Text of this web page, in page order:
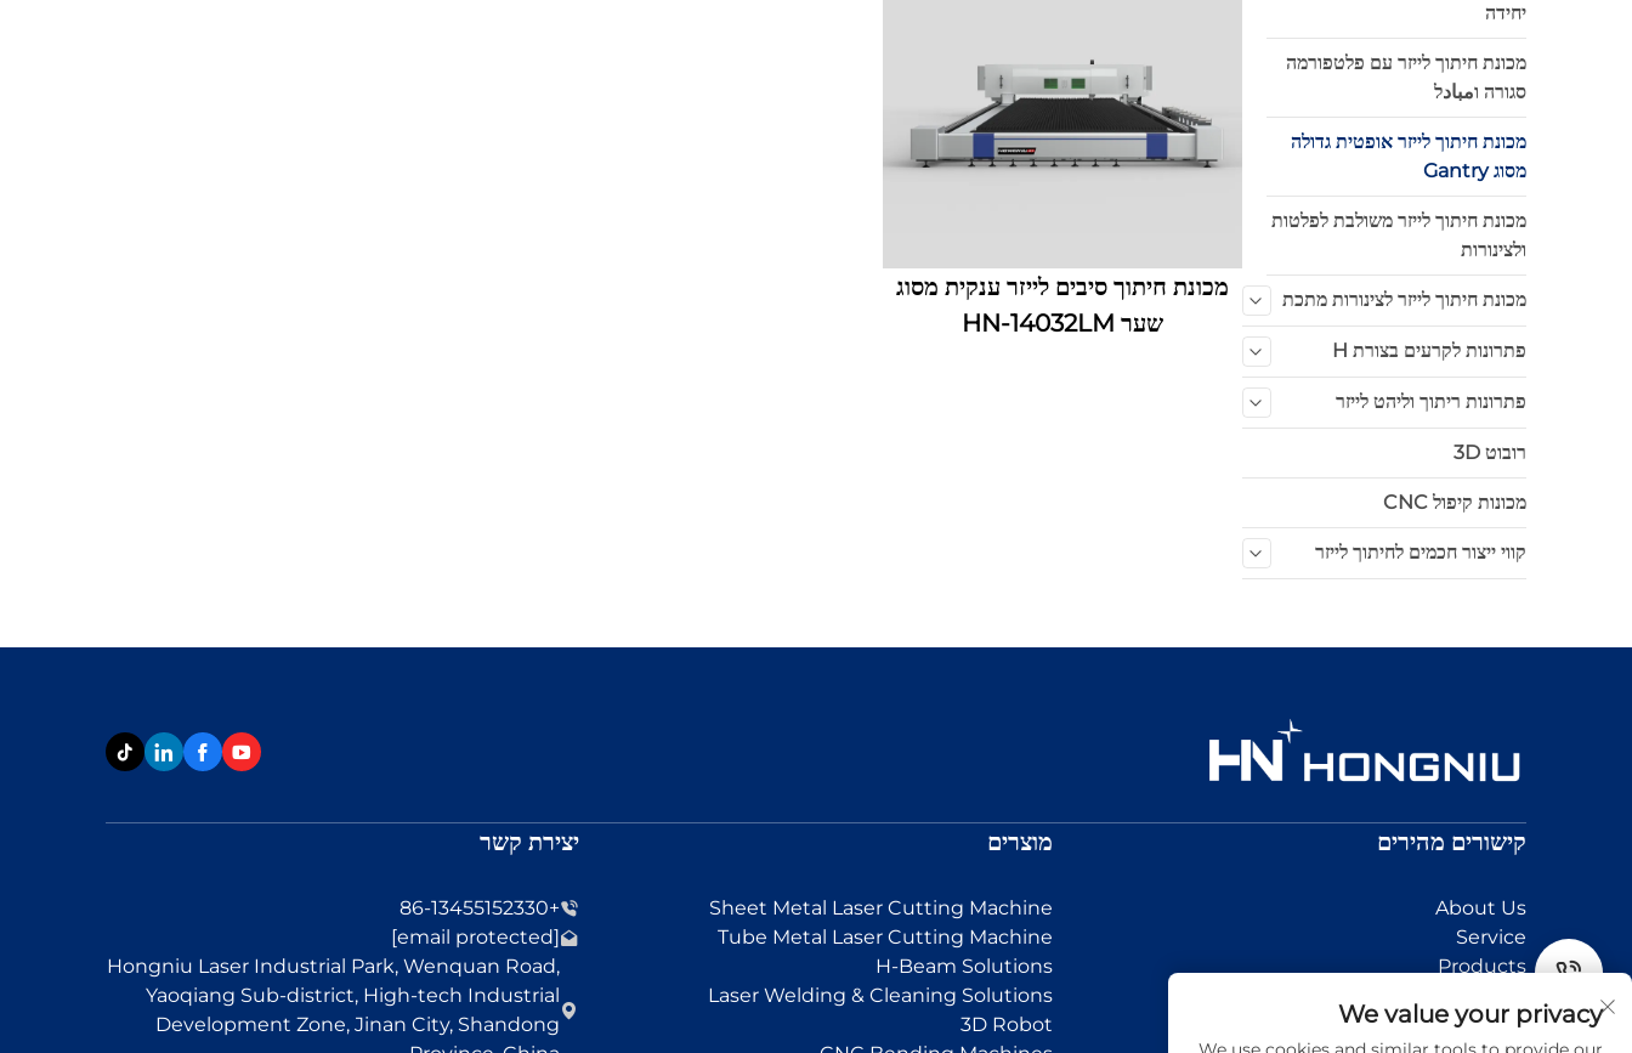
יחידה
מכונת חיתוך לייזר עם פלטפורמה
סגורה וمبادל
מכונת חיתוך לייזר אופטית גדולה
מסוג Gantry
מכונת חיתוך לייזר משולבת לפלטות
ולצינורות
מכונת חיתוך לייזר לצינורות מתכת
פתרונות לקרעים בצורת H
פתרונות ריתוך וליהט לייזר
רובוט 3D
מכונות קיפול CNC
קווי ייצור חכמים לחיתוך לייזר
מכונת חיתוך סיבים לייזר ענקית מסוג
שער HN-14032LM
קישורים מהירים
About Us
Service
Products
Application
מוצרים
Sheet Metal Laser Cutting Machine
Tube Metal Laser Cutting Machine
H-Beam Solutions
Laser Welding & Cleaning Solutions
3D Robot
יצירת קשר
+86-13455152330
[email protected]
Hongniu Laser Industrial Park, Wenquan Road,
Yaoqiang Sub-district, High-tech Industrial
Development Zone, Jinan City, Shandong
We value your privacy